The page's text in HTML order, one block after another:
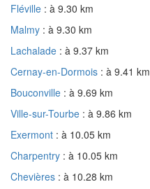
Fléville : à 9.30 km
Malmy : à 9.30 km
Lachalade : à 9.37 km
Cernay-en-Dormois : à 9.41 km
Bouconville : à 9.69 km
Ville-sur-Tourbe : à 9.86 km
Exermont : à 10.05 km
Charpentry : à 10.05 km
Chevières : à 10.28 km